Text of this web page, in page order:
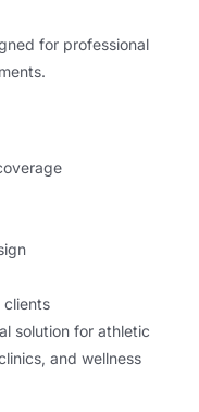
for professional
.
clients
solution for athletic
, and wellness